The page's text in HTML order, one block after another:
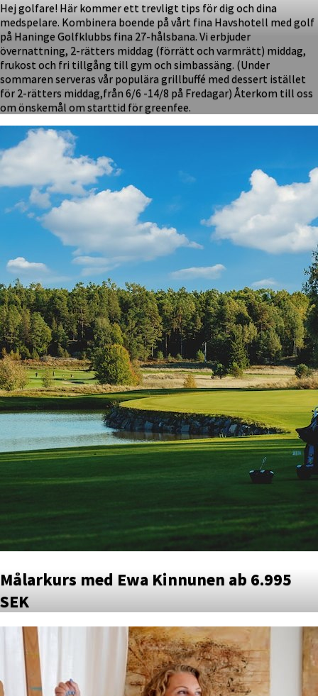
Hej golfare! Här kommer ett trevligt tips för dig och dina
medspelare. Kombinera boende på vårt fina Havshotell med golf
på Haninge Golfklubbs fina 27-hålsbana. Vi erbjuder
övernattning, 2-rätters middag (förrätt och varmrätt) middag,
frukost och fri tillgång till gym och simbassäng. (Under
sommaren serveras vår populära grillbuffé med dessert istället
för 2-rätters middag,från 6/6 -14/8 på Fredagar) Återkom till oss
om önskemål om starttid för greenfee.
Målarkurs med Ewa Kinnunen ab 6.995
SEK